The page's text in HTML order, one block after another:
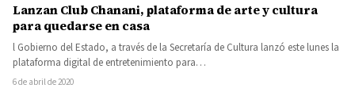
Lanzan Club Chanani, plataforma de arte y cultura
para quedarse en casa
l Gobierno del Estado, a través de la Secretaría de Cultura lanzó este lunes la
plataforma digital de entretenimiento para…
6 de abril de 2020